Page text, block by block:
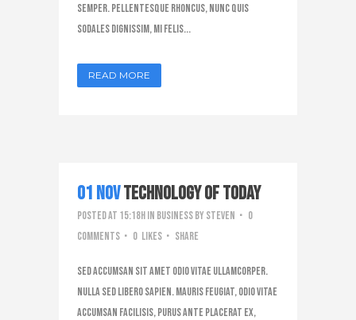
semper. Pellentesque rhoncus, nunc quis
sodales dignissim, mi felis...
READ MORE
01 NovTechnology of Today
Posted at 15:18hin Businessby steven
0
Comments
0 Likes Share
Sed accumsan sit amet odio vitae ullamcorper.
Nulla sed libero sapien. Mauris feugiat, odio vitae
accumsan facilisis, purus ante placerat ex,